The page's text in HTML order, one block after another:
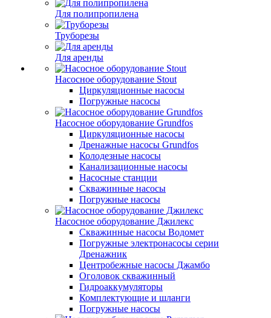
Для полипропилена
Труборезы
Для аренды
Насосное оборудование Stout
Циркуляционные насосы
Погружные насосы
Насосное оборудование Grundfos
Циркуляционные насосы
Дренажные насосы Grundfos
Колодезные насосы
Канализационные насосы
Насосные станции
Скважинные насосы
Погружные насосы
Насосное оборудование Джилекс
Скважинные насосы Водомет
Погружные электронасосы серии
Дренажник
Центробежные насосы Джамбо
Оголовок скважинный
Гидроаккумуляторы
Комплектующие и шланги
Погружные насосы